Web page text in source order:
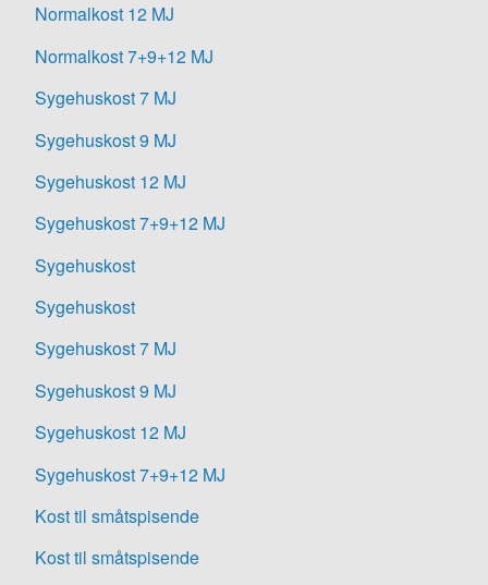
Normalkost 12 MJ
Normalkost 7+9+12 MJ
Sygehuskost 7 MJ
Sygehuskost 9 MJ
Sygehuskost 12 MJ
Sygehuskost 7+9+12 MJ
Sygehuskost
Sygehuskost
Sygehuskost 7 MJ
Sygehuskost 9 MJ
Sygehuskost 12 MJ
Sygehuskost 7+9+12 MJ
Kost til småtspisende
Kost til småtspisende